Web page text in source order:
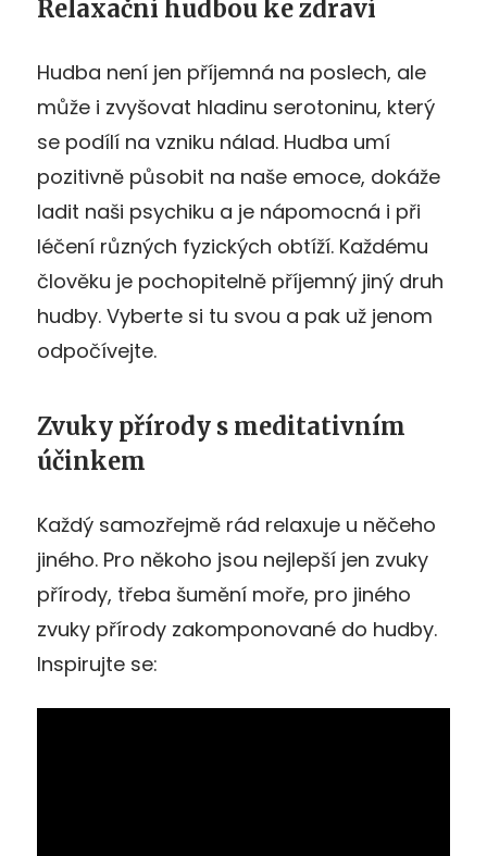
Relaxační hudbou ke zdraví
Hudba není jen příjemná na poslech, ale
může i zvyšovat hladinu serotoninu, který
se podílí na vzniku nálad. Hudba umí
pozitivně působit na naše emoce, dokáže
ladit naši psychiku a je nápomocná i při
léčení různých fyzických obtíží. Každému
člověku je pochopitelně příjemný jiný druh
hudby. Vyberte si tu svou a pak už jenom
odpočívejte.
Zvuky přírody s meditativním
účinkem
Každý samozřejmě rád relaxuje u něčeho
jiného. Pro někoho jsou nejlepší jen zvuky
přírody, třeba šumění moře, pro jiného
zvuky přírody zakomponované do hudby.
Inspirujte se: